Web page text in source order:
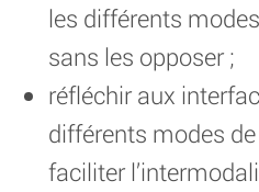
les différents
sans les opposer ;
réfléchir aux
différents modes
faciliter